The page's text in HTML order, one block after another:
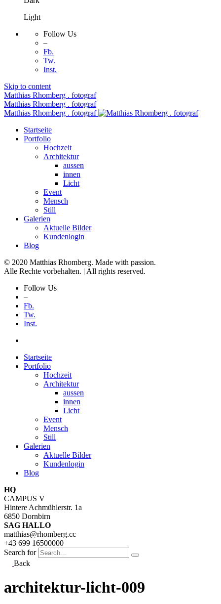
Light
Follow Us
–
Fb.
Tw.
Inst.
Skip to content
Matthias Rhomberg . fotograf
Matthias Rhomberg . fotograf
Matthias Rhomberg . fotograf
Startseite
Portfolio
Hochzeit
Architektur
aussen
innen
Licht
Event
Mensch
Still
Galerien
Aktuelle Bilder
Kundenlogin
Blog
© 2020 Matthias Rhomberg. Made with passion.
Alle Rechte vorbehalten. | All rights reserved.
Follow Us
–
Fb.
Tw.
Inst.
Startseite
Portfolio
Hochzeit
Architektur
aussen
innen
Licht
Event
Mensch
Still
Galerien
Aktuelle Bilder
Kundenlogin
Blog
HQ
CAMPUS V
Hintere Achmühlerstr. 1a
6850 Dornbirn
SAG HALLO
matthias@rhomberg.cc
+43 699 16500000
Search for
Back
architektur-licht-009